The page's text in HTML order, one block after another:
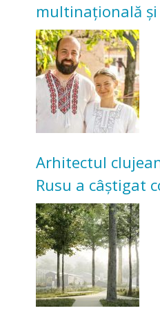
multinațională
Acum cultivă
bunicilor
Arhitectul
Rusu a câștigat
transformarea
Universitarilor